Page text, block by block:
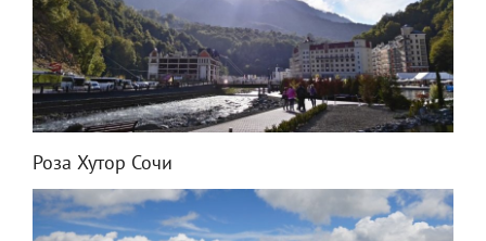
Роза Хутор Сочи